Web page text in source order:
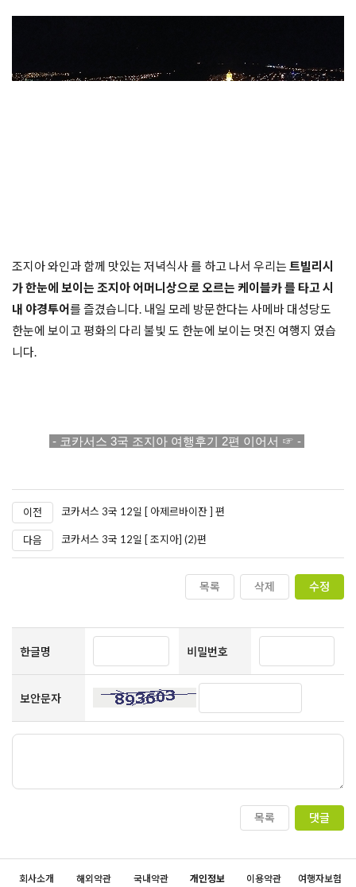
조지아 와인과 함께 맛있는 저녁식사 를 하고 나서 우리는 트빌리시
가 한눈에 보이는 조지아 어머니상으로 오르는 케이블카 를 타고 시
내 야경투어를 즐겼습니다. 내일 모레 방문한다는 사메바 대성당도
한눈에 보이고 평화의 다리 불빛 도 한눈에 보이는 멋진 여행지 였습
니다.
- 코카서스 3국 조지아 여행후기 2편 이어서 ☞ -
이전 코카서스 3국 12일 [ 아제르바이잔 ] 편
다음 코카서스 3국 12일 [ 조지아] (2)편
목록 삭제 수정
한글명 비밀번호
보안문자
목록 댓글
회사소개 해외약관 국내약관 개인정보 이용약관 여행자보험